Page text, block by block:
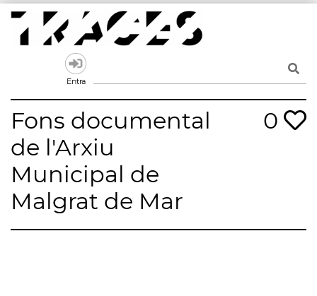
Skip
content
Un mapa de la memòria obert a tothom
Entra
Fons documental
de l'Arxiu
Municipal de
Malgrat de Mar
0